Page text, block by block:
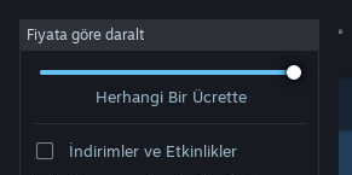
Giriş yap
Fiyata göre daralt
Herhangi Bir Ücrette
İndirimler ve Etkinlikler